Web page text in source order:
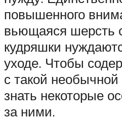
повышенного
вьющаяся шерсть
кудряшки
уходе. Чтобы
с такой
знать некоторые
за ними.